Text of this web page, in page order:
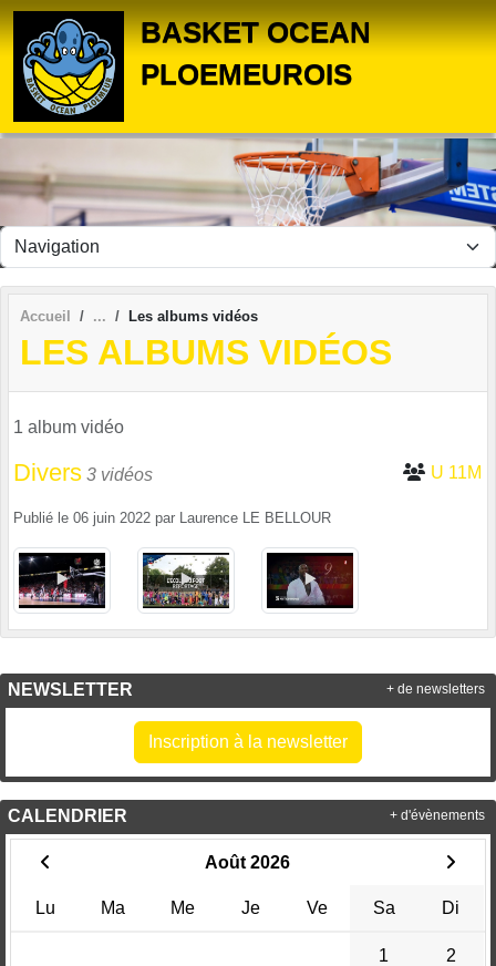
BASKET OCEAN
PLOEMEUROIS
Accueil Les albums vidéos
LES ALBUMS VIDÉOS
1 album vidéo
Divers 3 vidéos U 11M
Publié le 06 juin 2022 par Laurence LE BELLOUR
NEWSLETTER
Inscription à la newsletter
+ de newsletters
CALENDRIER
Août 2026
Lu Ma Me Je Ve Sa Di
1 2
+ d'évènements
Panneau de gestion des cookies